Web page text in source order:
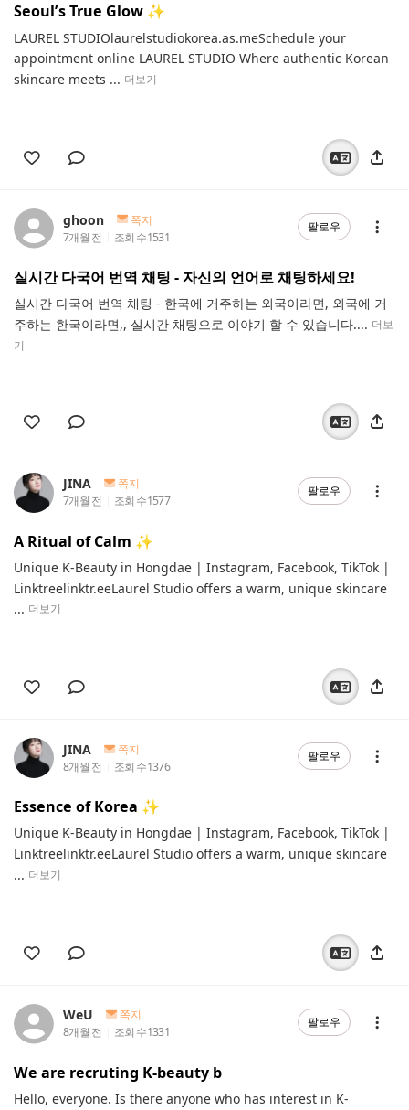
Seoul’s True Glow ✨
LAUREL STUDIOlaurelstudiokorea.as.meSchedule your
appointment online LAUREL STUDIO Where authentic Korean
skincare meets ... 더보기
ghoon
쪽지
7개월 전
조회 수1531
팔로우
실시간 다국어 번역 채팅 - 자신의 언어로 채팅하세요!
실시간 다국어 번역 채팅 - 한국에 거주하는 외국이라면, 외국에 거
주하는 한국이라면,, 실시간 채팅으로 이야기 할 수 있습니다.... 더보
기
JINA
쪽지
7개월 전
조회 수1577
팔로우
A Ritual of Calm ✨
Unique K-Beauty in Hongdae | Instagram, Facebook, TikTok |
Linktreelinktr.eeLaurel Studio offers a warm, unique skincare
... 더보기
JINA
쪽지
8개월 전
조회 수1376
팔로우
Essence of Korea ✨
Unique K-Beauty in Hongdae | Instagram, Facebook, TikTok |
Linktreelinktr.eeLaurel Studio offers a warm, unique skincare
... 더보기
WeU
쪽지
8개월 전
조회 수1331
팔로우
We are recruting K-beauty b
Hello, everyone. Is there anyone who has interest in K-